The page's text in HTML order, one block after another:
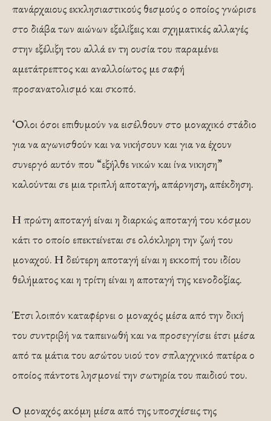
πανάρχαιους εκκλησιαστικούς θεσμούς ο οποίος γνώρισε
στο διάβα των αιώνων εξελίξεις και σχηματικές αλλαγές
στην εξέλιξη του αλλά εν τη ουσία του παραμένει
αμετάτρεπτος και αναλλοίωτος με σαφή
προσανατολισμό και σκοπό.
‘Ολοι όσοι επιθυμούν να εισέλθουν στο μοναχικό στάδιο
για να αγωνισθούν και να νικήσουν και για να έχουν
συνεργό αυτόν που “εξήλθε νικών και ίνα νικηση”
καλούνται σε μια τριπλή αποταγή, απάρνηση, απέκδηση.
Η πρώτη αποταγή είναι η διαρκώς αποταγή του κόσμου
κάτι το οποίο επεκτείνεται σε ολόκληρη την ζωή του
μοναχού. Η δεύτερη αποταγή είναι η εκκοπή του ιδίου
θελήματος και η τρίτη είναι η αποταγή της κενοδοξίας.
Έτσι λοιπόν καταφέρνει ο μοναχός μέσα από την δική
του συντριβή να ταπεινωθή και να προσεγγίσει έτσι μέσα
από τα μάτια του ασώτου υιού τον σπλαγχνικό πατέρα ο
οποίος πάντοτε λησμονεί την σωτηρία του παιδιού του.
Ο μοναχός ακόμη μέσα από της υποσχέσεις της